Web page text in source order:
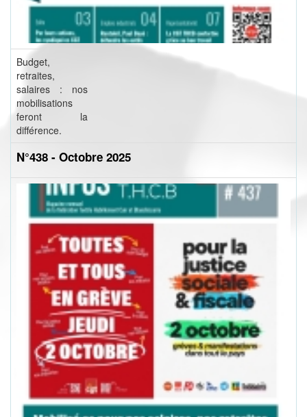
Budget,
retraites,
salaires : nos
mobilisations
feront la
différence.
N°438 - Octobre 2025